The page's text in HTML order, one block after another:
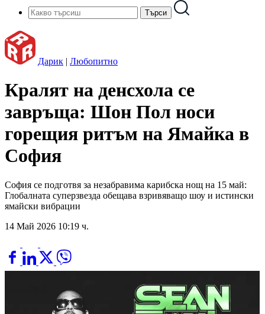
Дарик | Любопитно
Кралят на денсхола се
завръща: Шон Пол носи
горещия ритъм на Ямайка в
София
София се подготвя за незабравима карибска нощ на 15 май:
Глобалната суперзвезда обещава взривяващо шоу и истински
ямайски вибрации
14 Май 2026 10:19 ч.